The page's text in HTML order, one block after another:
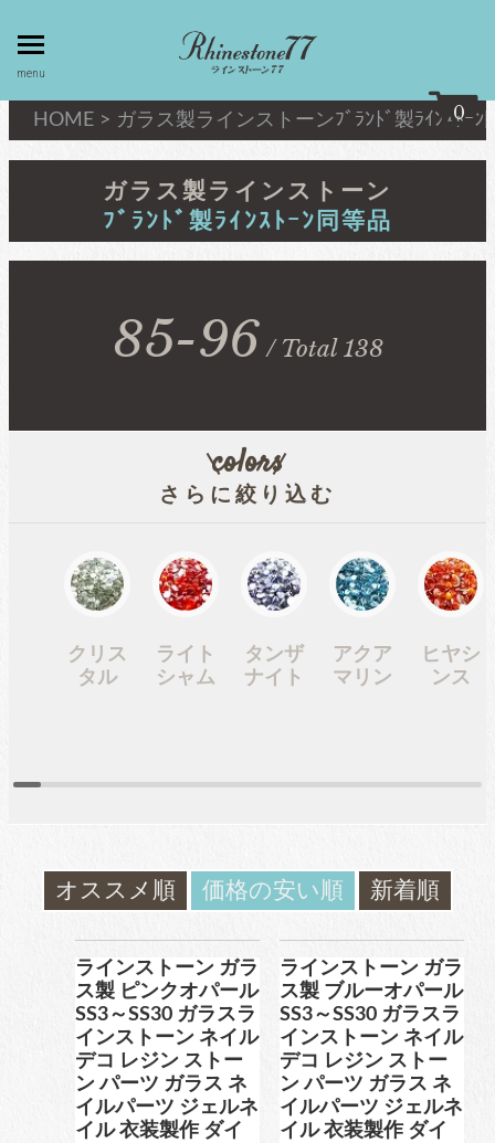
toggle
menu
menu
0
my page
マイページ
policy
特定商取引
お問い合わ
せ
blog
ブログ
linestone
キシリウスカット
ガラスラインストーン
チャトン
パールラインストーン
ブリオン
卸専用ラインストーン
HOME > ガラス製ラインストーンﾌﾞﾗﾝﾄﾞ製ﾗｲﾝｽﾄｰﾝ
ガラス製ラインストーン
ﾌﾞﾗﾝﾄﾞ製ﾗｲﾝｽﾄｰﾝ同等品
85-96 / Total 138
colors
さらに絞り込む
クリス
タル
ライト
シャム
タンザ
ナイト
アクア
マリン
ヒヤシ
ンス
オススメ順 価格の安い順 新着順
ラインストーン ガラ
ス製 ピンクオパール
SS3～SS30 ガラスラ
インストーン ネイル
デコ レジン ストー
ン パーツ ガラス ネ
イルパーツ ジェルネ
イル 衣装製作 ダイ
ラインストーン ガラ
ス製 ブルーオパール
SS3～SS30 ガラスラ
インストーン ネイル
デコ レジン ストー
ン パーツ ガラス ネ
イルパーツ ジェルネ
イル 衣装製作 ダイ